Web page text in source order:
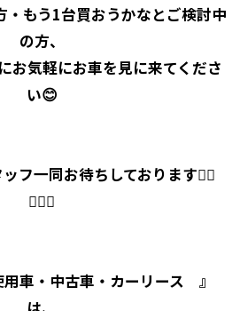
・もう1台買おうかなとご検討中
の方、
お気軽にお車を見に来てくださ
い😊
フ一同お待ちしております🙇‍♀️
🙇‍♂️✨
車・中古車・カーリース 』